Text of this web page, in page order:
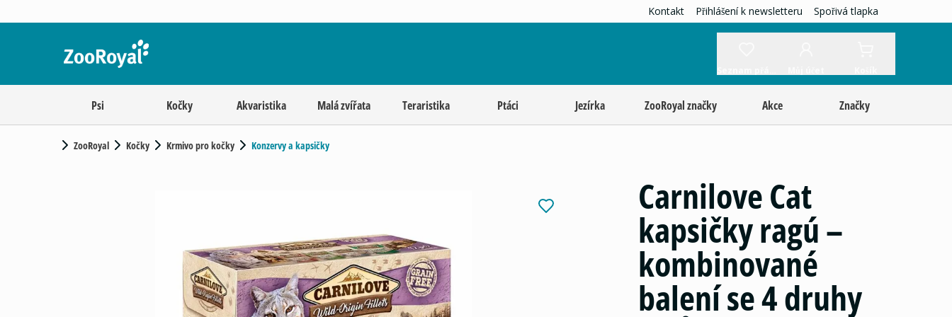
Kontakt Přihlášení k newsletteru Spořivá tlapka
Psi Kočky Akvaristika Malá zvířata Teraristika Ptáci Jezírka ZooRoyal značky Akce Značky
ZooRoyal Kočky Krmivo pro kočky Konzervy a kapsičky
Carnilove Cat
kapsičky ragú –
kombinované
balení se 4 druhy